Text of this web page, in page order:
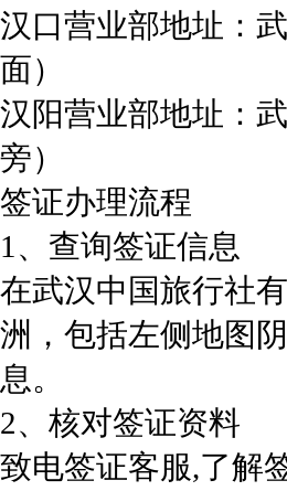
汉口营业部地址：
面）
汉阳营业部地址：
旁）
签证办理流程
1、查询签证信息
在武汉中国旅行社
洲，包括左侧地图
息。
2、核对签证资料
致电签证客服,了解